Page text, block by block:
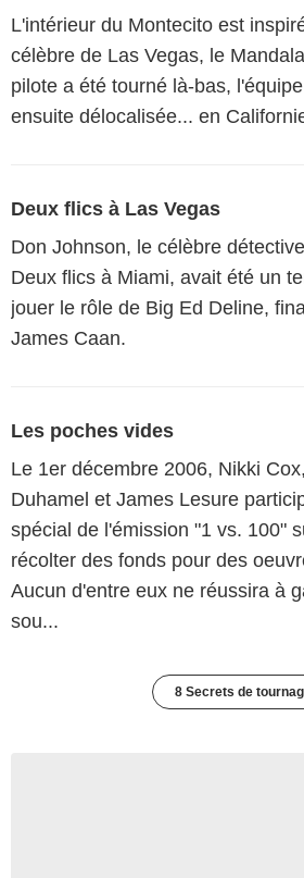
L'intérieur du Montecito est
célèbre de Las Vegas, le
pilote a été tourné là-bas,
ensuite délocalisée... en
Deux flics à Las Vegas
Don Johnson, le célèbre
Deux flics à Miami, avait été un
jouer le rôle de Big Ed Deline,
James Caan.
Les poches vides
Le 1er décembre 2006, Nikki
Duhamel et James Lesure
spécial de l'émission "1 vs. 100"
récolter des fonds pour des
Aucun d'entre eux ne réussira à
sou...
8 Secrets de